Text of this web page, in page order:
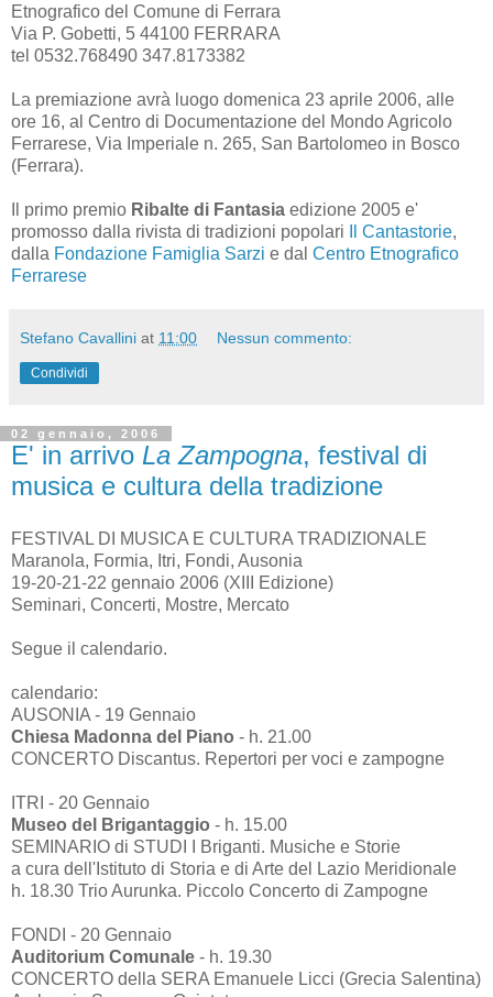
Etnografico del Comune di Ferrara
Via P. Gobetti, 5 44100 FERRARA
tel 0532.768490 347.8173382
La premiazione avrà luogo domenica 23 aprile 2006, alle
ore 16, al Centro di Documentazione del Mondo Agricolo
Ferrarese, Via Imperiale n. 265, San Bartolomeo in Bosco
(Ferrara).
Il primo premio Ribalte di Fantasia edizione 2005 e'
promosso dalla rivista di tradizioni popolari
Il Cantastorie,
dalla Fondazione Famiglia Sarzi e dal Centro Etnografico
Ferrarese
Stefano Cavallini at 11:00 Nessun commento:
Condividi
02 gennaio, 2006
E' in arrivo La Zampogna, festival di
musica e cultura della tradizione
FESTIVAL DI MUSICA E CULTURA TRADIZIONALE
Maranola, Formia, Itri, Fondi, Ausonia
19-20-21-22 gennaio 2006 (XIII Edizione)
Seminari, Concerti, Mostre, Mercato
Segue il calendario.
calendario:
AUSONIA - 19 Gennaio
Chiesa Madonna del Piano - h. 21.00
CONCERTO Discantus. Repertori per voci e zampogne
ITRI - 20 Gennaio
Museo del Brigantaggio - h. 15.00
SEMINARIO di STUDI I Briganti. Musiche e Storie
a cura dell'Istituto di Storia e di Arte del Lazio Meridionale
h. 18.30 Trio Aurunka. Piccolo Concerto di Zampogne
FONDI - 20 Gennaio
Auditorium Comunale - h. 19.30
CONCERTO della SERA Emanuele Licci (Grecia Salentina)